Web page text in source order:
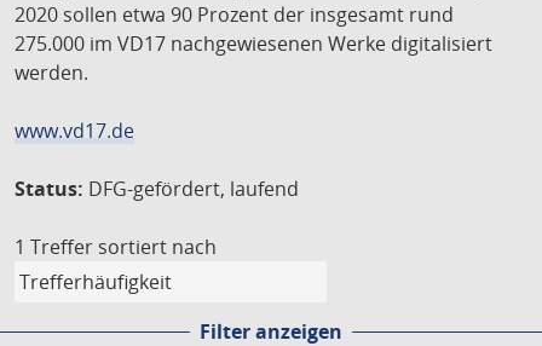
2020 sollen etwa 90 Prozent der insgesamt rund
275.000 im VD17 nachgewiesenen Werke digitalisiert
werden.
www.vd17.de
Status: DFG-gefördert, laufend
1 Treffer sortiert nach
Filter anzeigen